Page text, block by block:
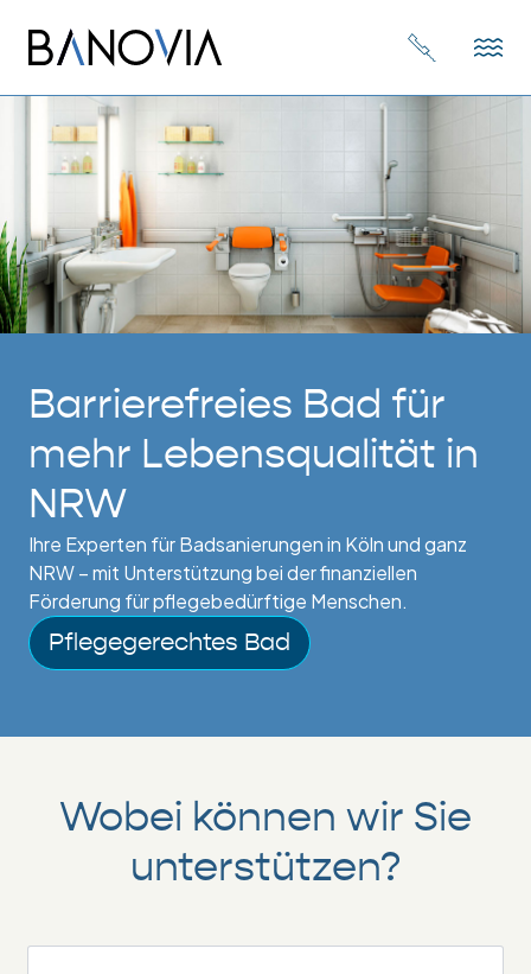
Barrierefreies Bad für
mehr Lebensqualität in
NRW
Ihre Experten für Badsanierungen in Köln und ganz
NRW – mit Unterstützung bei der finanziellen
Förderung für pflegebedürftige Menschen.
Pflegegerechtes Bad
Wobei können wir Sie
unterstützen?